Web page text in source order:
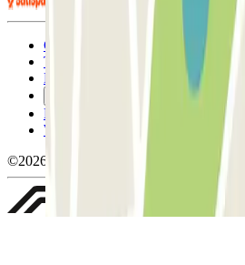
Condizioni contrattuali e di utilizzo
Termini di cancellazione
Politica sui cookies
Politica sulla privacy
Whistleblowing
©2026 Parclick. Tutti i diritti riservati